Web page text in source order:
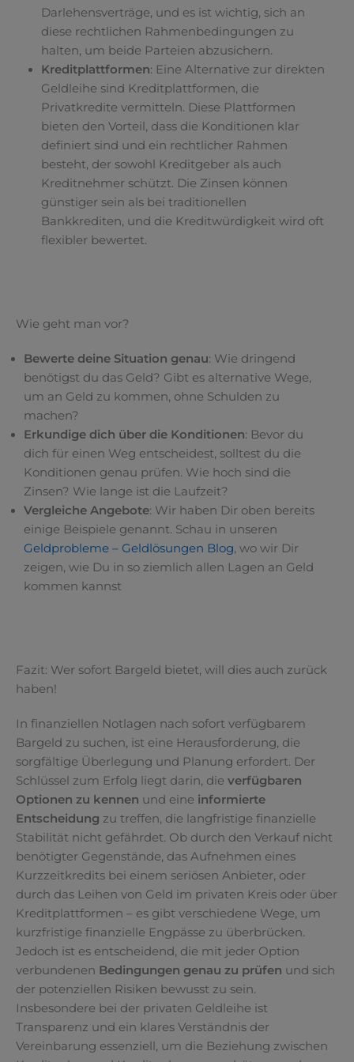
Darlehensverträge, und es ist wichtig, sich an
diese rechtlichen Rahmenbedingungen zu
halten, um beide Parteien abzusichern.
Kreditplattformen: Eine Alternative zur direkten
Geldleihe sind Kreditplattformen, die
Privatkredite vermitteln. Diese Plattformen
bieten den Vorteil, dass die Konditionen klar
definiert sind und ein rechtlicher Rahmen
besteht, der sowohl Kreditgeber als auch
Kreditnehmer schützt. Die Zinsen können
günstiger sein als bei traditionellen
Bankkrediten, und die Kreditwürdigkeit wird oft
flexibler bewertet.
Wie geht man vor?
Bewerte deine Situation genau: Wie dringend
benötigst du das Geld? Gibt es alternative Wege,
um an Geld zu kommen, ohne Schulden zu
machen?
Erkundige dich über die Konditionen: Bevor du
dich für einen Weg entscheidest, solltest du die
Konditionen genau prüfen. Wie hoch sind die
Zinsen? Wie lange ist die Laufzeit?
Vergleiche Angebote: Wir haben Dir oben bereits
einige Beispiele genannt. Schau in unseren
Geldprobleme – Geldlösungen Blog, wo wir Dir
zeigen, wie Du in so ziemlich allen Lagen an Geld
kommen kannst
Fazit: Wer sofort Bargeld bietet, will dies auch zurück
haben!
In finanziellen Notlagen nach sofort verfügbarem
Bargeld zu suchen, ist eine Herausforderung, die
sorgfältige Überlegung und Planung erfordert. Der
Schlüssel zum Erfolg liegt darin, die verfügbaren
Optionen zu kennen und eine informierte
Entscheidung zu treffen, die langfristige finanzielle
Stabilität nicht gefährdet. Ob durch den Verkauf nicht
benötigter Gegenstände, das Aufnehmen eines
Kurzzeitkredits bei einem seriösen Anbieter, oder
durch das Leihen von Geld im privaten Kreis oder über
Kreditplattformen – es gibt verschiedene Wege, um
kurzfristige finanzielle Engpässe zu überbrücken.
Jedoch ist es entscheidend, die mit jeder Option
verbundenen Bedingungen genau zu prüfen und sich
der potenziellen Risiken bewusst zu sein.
Insbesondere bei der privaten Geldleihe ist
Transparenz und ein klares Verständnis der
Vereinbarung essenziell, um die Beziehung zwischen